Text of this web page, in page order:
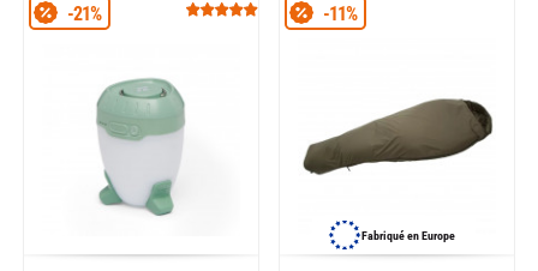
-21%
Fabriqué en Europe
-11%